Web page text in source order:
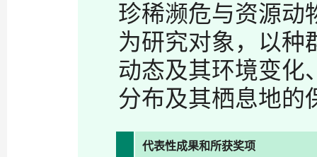
珍稀濒危与资源动
为研究对象，以种
动态及其环境变化
分布及其栖息地的
代表性成果和所获奖项